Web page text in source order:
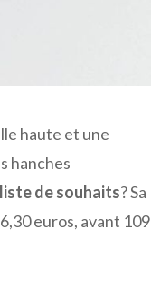
haute et une
hanches
de souhaits? Sa
euros, avant 109